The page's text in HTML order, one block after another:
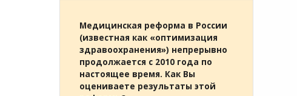
Медицинская реформа в России
(известная как «оптимизация
здравоохранения») непрерывно
продолжается с 2010 года по
настоящее время. Как Вы
оцениваете результаты этой